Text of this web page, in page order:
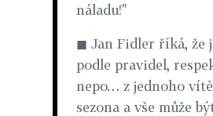
náladu!"
◼ Jan Fidler říká, že
podle pravidel,
nepo… z jednoho
sezona a vše může